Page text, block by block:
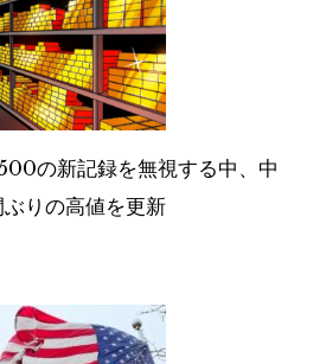
の新記録を無視する中、中
りの高値を更新